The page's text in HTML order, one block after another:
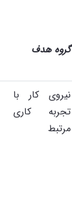
گروه هدف
نیروی کار با
تجربه کاری
مرتبط